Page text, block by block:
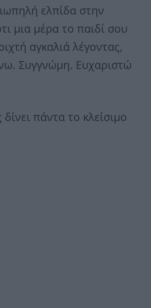
ελπίδα στην
μια μέρα το παιδί σου
αγκαλιά λέγοντας,
Συγγνώμη. Ευχαριστώ
πάντα το κλείσιμο